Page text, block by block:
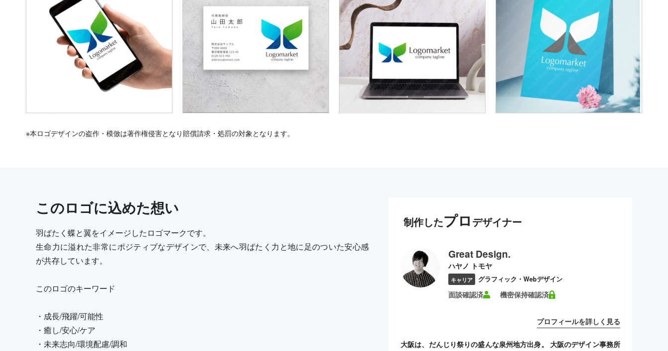
※本ロゴデザインの盗作・模倣は著作権侵害となり賠償請求・処罰の対象となります。
このロゴに込めた想い
羽ばたく蝶と翼をイメージしたロゴマークです。
生命力に溢れた非常にポジティブなデザインで、未来へ羽ばたく力と地に足のついた安心感
が共存しています。
このロゴのキーワード
・成長/飛躍/可能性
・癒し/安心/ケア
・未来志向/環境配慮/調和
制作したプロ デザイナー
Great Design.
ハヤノ トモヤ
キャリア グラフィック・Webデザイン
面談確認済 機密保持確認済
プロフィールを詳しく見る
大阪は、だんじり祭りの盛んな泉州地方出身。 大阪のデザイン事務所